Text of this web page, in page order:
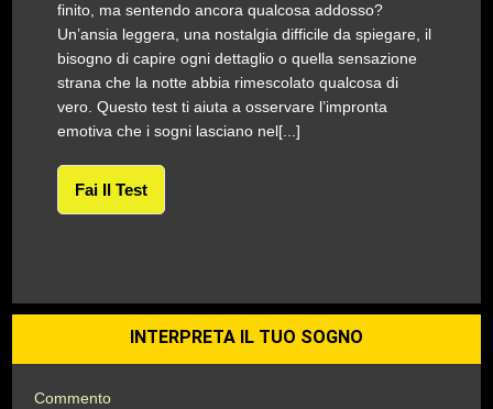
finito, ma sentendo ancora qualcosa addosso?
Un’ansia leggera, una nostalgia difficile da spiegare, il
bisogno di capire ogni dettaglio o quella sensazione
strana che la notte abbia rimescolato qualcosa di
vero. Questo test ti aiuta a osservare l’impronta
emotiva che i sogni lasciano nel[...]
Fai Il Test
INTERPRETA IL TUO SOGNO
Commento